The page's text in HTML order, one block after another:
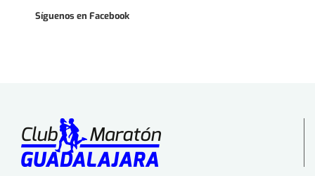
Síguenos en Facebook